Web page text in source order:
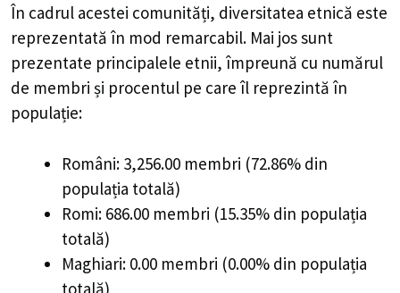
În cadrul acestei comunități, diversitatea etnică este
reprezentată în mod remarcabil. Mai jos sunt
prezentate principalele etnii, împreună cu numărul
de membri și procentul pe care îl reprezintă în
populație:
Români: 3,256.00 membri (72.86% din
populația totală)
Romi: 686.00 membri (15.35% din populația
totală)
Maghiari: 0.00 membri (0.00% din populația
totală)